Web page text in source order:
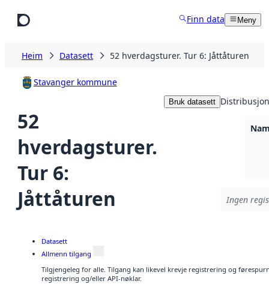
Finn data Meny
Heim Datasett 52 hverdagsturer. Tur 6: Jåttåturen
Stavanger kommune
52
hverdagsturer.
Tur 6:
Jåttåturen
Bruk datasett
Ingen
Datasett
Allmenn tilgang
Tilgjengeleg for alle. Tilgang kan likevel krevje registrering og
registrering og/eller API-nøklar.